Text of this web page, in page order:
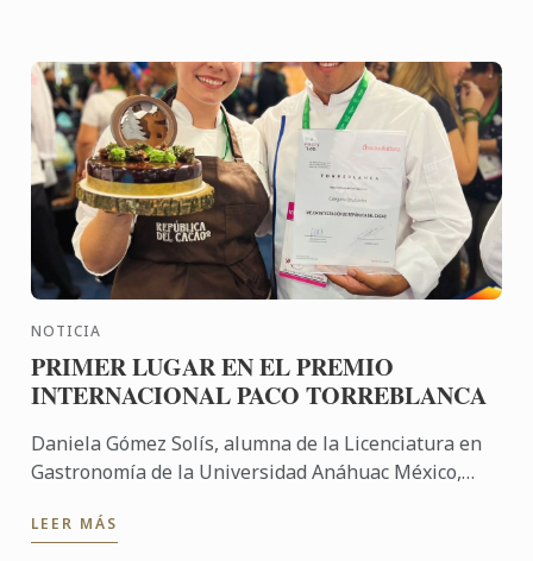
NOTICIA
PRIMER LUGAR EN EL PREMIO
INTERNACIONAL PACO TORREBLANCA
Daniela Gómez Solís, alumna de la Licenciatura en
Gastronomía de la Universidad Anáhuac México,
México del Premio ...
LEER MÁS